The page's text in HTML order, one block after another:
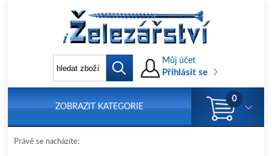
Můj účet
Přihlásit se
ZOBRAZIT KATEGORIE
0
Právě se nacházíte: